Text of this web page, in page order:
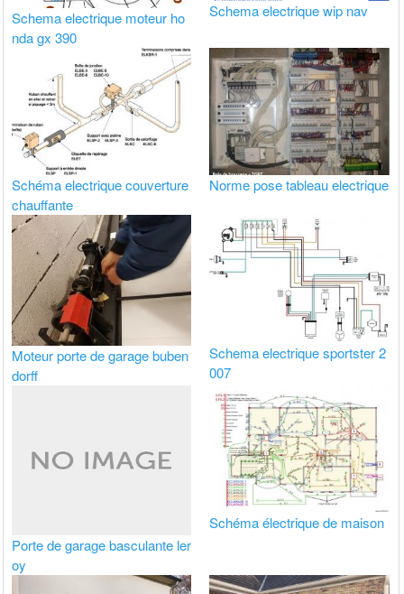
Schema electrique moteur ho
nda gx 390
Schema electrique wip nav
Schéma electrique couverture
chauffante
Norme pose tableau electrique
Moteur porte de garage buben
dorff
Schema electrique sportster 2
007
Porte de garage basculante ler
oy
Schéma électrique de maison